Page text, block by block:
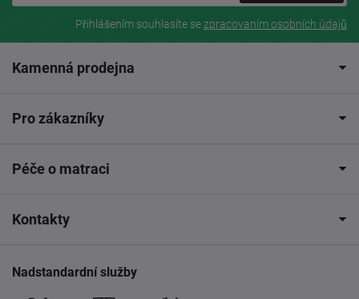
Přihlášením souhlasíte sezpracovaním osobních údajů
Kamenná prodejna
Pro zákazníky
Péče o matraci
Kontakty
Nadstandardní služby